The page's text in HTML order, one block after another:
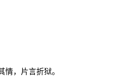
情，片言折狱。